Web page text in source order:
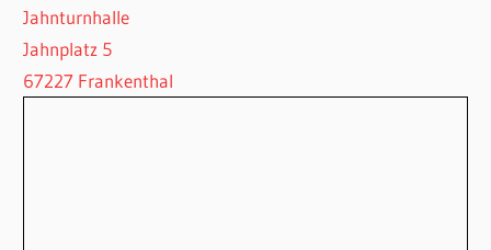
Jahnturnhalle
Jahnplatz 5
67227 Frankenthal